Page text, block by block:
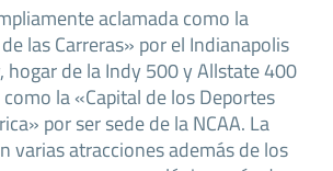
aclamada como la
las Carreras» por el Indianapolis
hogar de la Indy 500 y Allstate 400
la «Capital de los Deportes
por ser sede de la NCAA. La
varias atracciones además de los